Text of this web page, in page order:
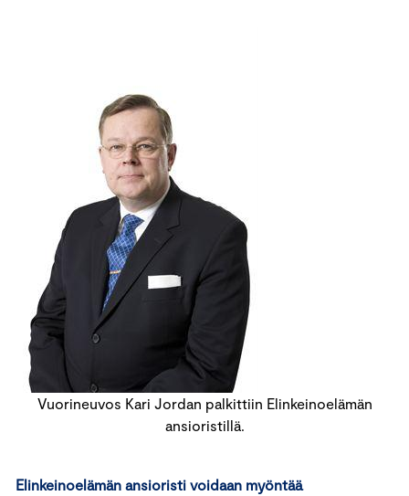
Vuorineuvos Kari Jordan palkittiin Elinkeinoelämän
ansioristillä.
Elinkeinoelämän ansioristi voidaan myöntää